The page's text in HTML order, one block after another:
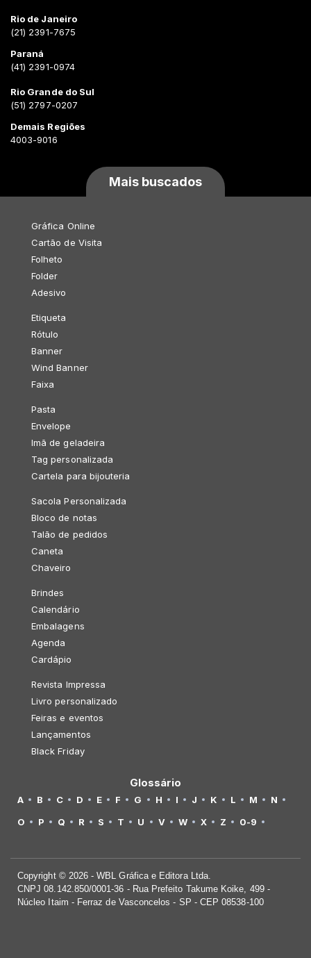
Rio de Janeiro
(21) 2391-7675
Paraná
(41) 2391-0974
Rio Grande do Sul
(51) 2797-0207
Demais Regiões
4003-9016
Mais buscados
Gráfica Online
Cartão de Visita
Folheto
Folder
Adesivo
Etiqueta
Rótulo
Banner
Wind Banner
Faixa
Pasta
Envelope
Imã de geladeira
Tag personalizada
Cartela para bijouteria
Sacola Personalizada
Bloco de notas
Talão de pedidos
Caneta
Chaveiro
Brindes
Calendário
Embalagens
Agenda
Cardápio
Revista Impressa
Livro personalizado
Feiras e eventos
Lançamentos
Black Friday
Glossário
A B C D E F G H I J K L M
N
O
P Q R S T U V W X Z 0-9
Copyright © 2026 - WBL Gráfica e Editora Ltda.
CNPJ 08.142.850/0001-36 - Rua Prefeito Takume Koike, 499 -
Núcleo Itaim - Ferraz de Vasconcelos - SP - CEP 08538-100